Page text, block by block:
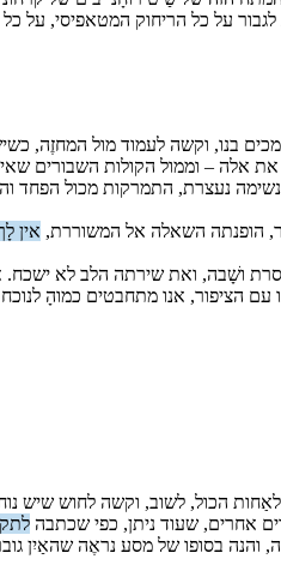
לגבור על כל הריחוק המטאפיסי,
בנו, וקשה לעמוד מול המחזֶה,
אלה – וממול הקולות השבורים
נעצרת, התמרקות מכול הפחד
הופנתה השאלה אל המשוררת, אין
ושָׁבה, ואת שירתה הלב לא ישכח.
הציפור, אנו מתחבטים כמוהָ לנוכח
לאַחות הכול, לשוב, וקשה לחוש שיש
אחרים, שעוד ניתן, כפי שכתבה
בסופו של מסע נראֶה שהאַיִן